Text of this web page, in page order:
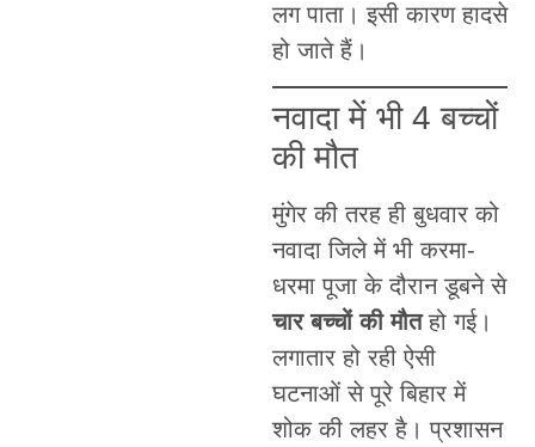
लग पाता। इसी कारण हादसे
हो जाते हैं।
नवादा में भी 4 बच्चों
की मौत
मुंगेर की तरह ही बुधवार को
नवादा जिले में भी करमा-
धरमा पूजा के दौरान डूबने से
चार बच्चों की मौतहो गई।
लगातार हो रही ऐसी
घटनाओं से पूरे बिहार में
शोक की लहर है। प्रशासन